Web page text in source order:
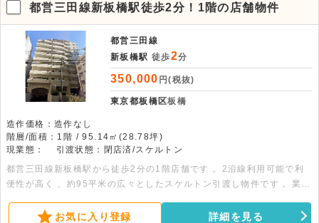
都営三田線新板橋駅徒歩2分！1階の店舗物件
都営三田線
新板橋駅 徒歩2分
350,000 円(税抜)
東京都板橋区板橋
造作価格：造作なし
階層/面積：1階 / 95.14㎡(28.78坪)
現業態：
引渡状態：閉店済/スケルトン
都営三田線新板橋駅から徒歩2分の1階店舗です 。2沿線利用可能で利
便性が高く 、約95平米の広々としたスケルトン引渡し物件です 。業種
お気に入り登録 詳細を見る